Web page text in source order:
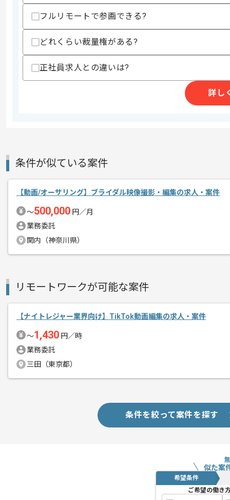
その他募集要項
商談回数
募集人数
1人
作業開始日
クラウドの導入設計、運用保守、コン
を展開している企業でございます。
としての実務経験を活かしたい方にお勧
基本的にはフルリモートでの作業を見込
フルリモートで参画できる?
どれくらい裁量権がある?
正社員求人との違いは?
詳し
条件が似ている案件
【動画/オーサリング】ブライダル映像撮影・編集の求人・案件
〜500,000 円／月
業務委託
関内（神奈川県）
リモートワークが可能な案件
【ナイトレジャー業界向け】TikTok動画編集の求人・案件
〜1,430 円／時
業務委託
三田（東京都）
条件を絞って案件を探す
似た案
希望条件
ご希望の働き